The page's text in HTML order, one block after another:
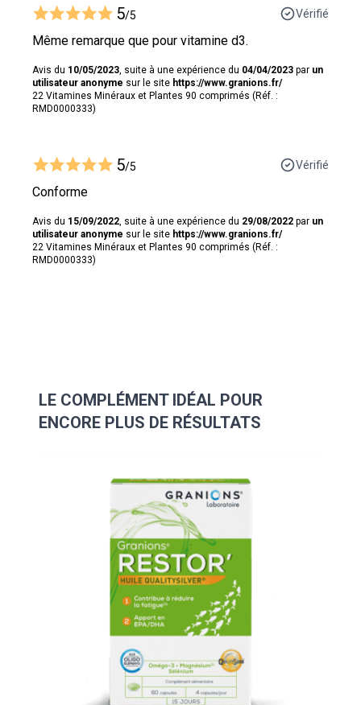
5/5 Vérifié
Même remarque que pour vitamine d3.
Avis du 10/05/2023 , suite à une expérience du 04/04/2023 par un
utilisateur anonyme sur le site https://www.granions.fr/
22 Vitamines Minéraux et Plantes 90 comprimés (Réf. :
RMD0000333)
5/5 Vérifié
Conforme
Avis du 15/09/2022 , suite à une expérience du 29/08/2022 par un
utilisateur anonyme sur le site https://www.granions.fr/
22 Vitamines Minéraux et Plantes 90 comprimés (Réf. :
RMD0000333)
LE COMPLÉMENT IDÉAL POUR
ENCORE PLUS DE RÉSULTATS